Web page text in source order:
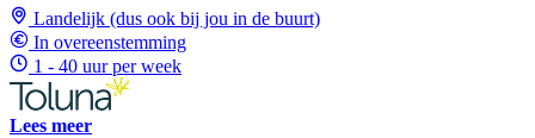
Landelijk (dus ook bij jou in de buurt)
In overeenstemming
1 - 40 uur per week
Lees meer